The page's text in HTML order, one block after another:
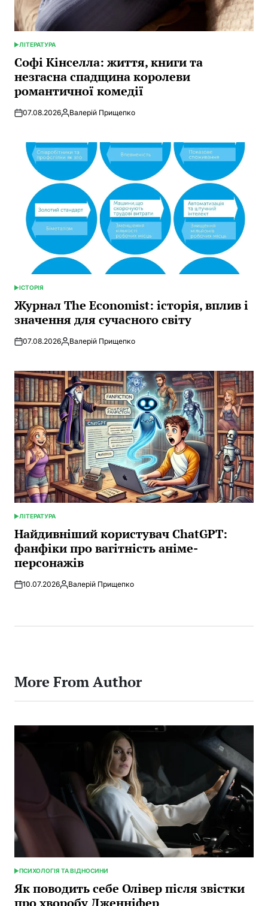
POSTED
IN
ЛІТЕРАТУРА
Софі Кінселла: життя, книги та
незгасна спадщина королеви
романтичної комедії
07.08.2026Posted
Валерій Прищепко
POSTED
IN
ІСТОРІЯ
Журнал The Economist: історія, вплив і
значення для сучасного світу
07.08.2026Posted
Валерій Прищепко
POSTED
IN
ЛІТЕРАТУРА
Найдивніший користувач ChatGPT:
фанфіки про вагітність аніме-
персонажів
10.07.2026Posted
Валерій Прищепко
More From Author
POSTED
IN
ПСИХОЛОГІЯ ТА ВІДНОСИНИ
Як поводить себе Олівер після звістки